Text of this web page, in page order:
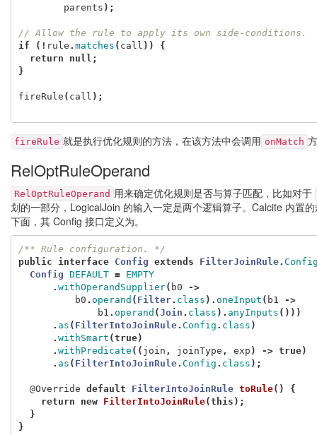
parents );
// Allow the rule to apply its own side-conditions.
if
(! rule . matches ( call ))
{
return
null ;
}
fireRule ( call );
fireRule 就是执行优化规则的方法，在该方法中会调用 onMatch
RelOptRuleOperand
RelOptRuleOperand 用来确定优化规则是否与算子匹配，比如对于
划的一部分，LogicalJoin 的输入一定是两个逻辑算子。Calcite 内置
下面，其 Config 接口定义为。
/** Rule configuration. */
public
interface Config extends FilterJoinRule.
Config DEFAULT =
EMPTY
. withOperandSupplier( b0
->
b0 . operand ( Filter. class ). oneInput ( b1
->
b1 . operand (Join . class ). anyInputs ()))
. as ( FilterIntoJoinRule. Config . class )
. withSmart (true)
. withPredicate (( join , joinType , exp ) -> true)
. as ( FilterIntoJoinRule. Config . class );
@Override default FilterIntoJoinRule toRule()
{
return
new FilterIntoJoinRule(this );
}
}